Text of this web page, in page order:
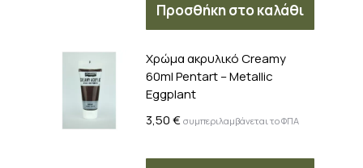
Προσθήκη στο καλάθι
Χρώμα ακρυλικό Creamy
60ml Pentart – Metallic
Eggplant
3,50€ συμπεριλαμβάνεται το ΦΠΑ